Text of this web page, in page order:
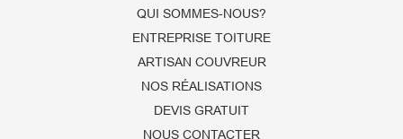
QUI SOMMES-NOUS?
ENTREPRISE TOITURE
ARTISAN COUVREUR
NOS RÉALISATIONS
DEVIS GRATUIT
NOUS CONTACTER